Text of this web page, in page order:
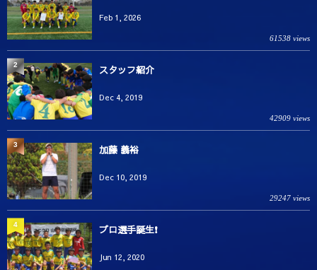
Feb 1, 2026
61538 views
スタッフ紹介
Dec 4, 2019
42909 views
2
加藤 義裕
Dec 10, 2019
29247 views
3
プロ選手誕生❗️
Jun 12, 2020
4